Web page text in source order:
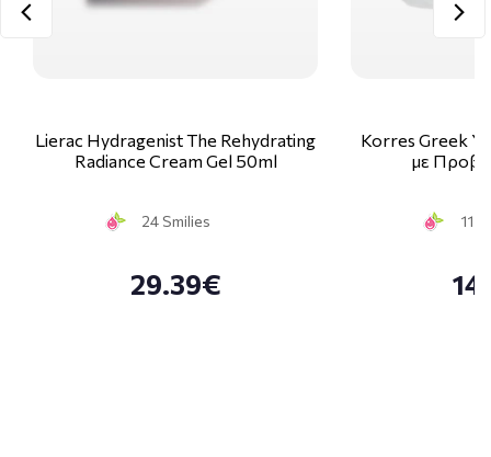
Lierac Hydragenist The Rehydrating
Radiance Cream Gel 50ml
24 Smilies
29.39€
Korres Greek
με
11